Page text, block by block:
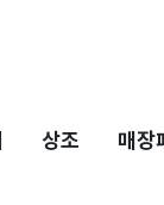
상조 매장